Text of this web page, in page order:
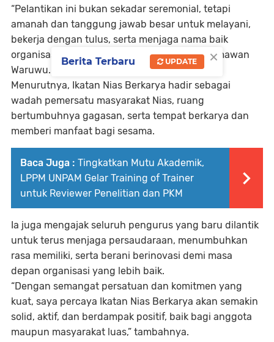
“Pelantikan ini bukan sekadar seremonial, tetapi
amanah dan tanggung jawab besar untuk melayani,
bekerja dengan tulus, serta menjaga nama baik
organisasi demi kemajuan bersama,” ujar Dermawan
Waruwu.
Menurutnya, Ikatan Nias Berkarya hadir sebagai
wadah pemersatu masyarakat Nias, ruang
bertumbuhnya gagasan, serta tempat berkarya dan
memberi manfaat bagi sesama.
Baca Juga : Tingkatkan Mutu Akademik,
LPPM UNPAM Gelar Training of Trainer
untuk Reviewer Penelitian dan PKM
Ia juga mengajak seluruh pengurus yang baru dilantik
untuk terus menjaga persaudaraan, menumbuhkan
rasa memiliki, serta berani berinovasi demi masa
depan organisasi yang lebih baik.
“Dengan semangat persatuan dan komitmen yang
kuat, saya percaya Ikatan Nias Berkarya akan semakin
solid, aktif, dan berdampak positif, baik bagi anggota
maupun masyarakat luas,” tambahnya.
×
Berita Terbaru UPDATE